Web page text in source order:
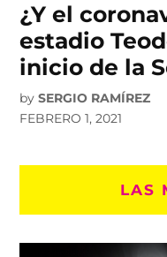
¿Y el
estadio
inicio de la
by SERGIO RAMÍREZ
FEBRERO 1, 2021
LAS